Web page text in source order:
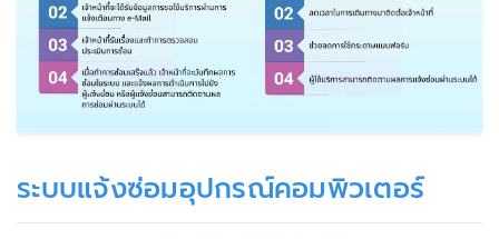
ระบบแจ้งซ่อมอุปกรณ์คอมพิวเตอร์